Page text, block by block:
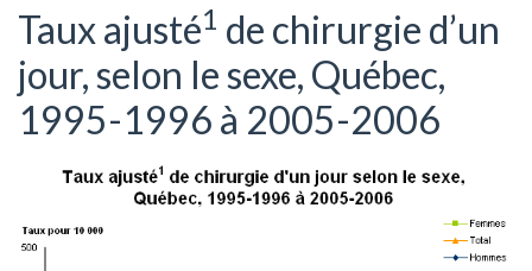
Taux ajusté1 de chirurgie d’un
jour, selon le sexe, Québec,
1995-1996 à 2005-2006